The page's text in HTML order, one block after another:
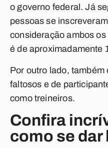
o governo federal. Já
pessoas se
consideração ambos
é de aproximadamente
Por outro lado, também
faltosos e de
como treineiros.
Confira
como se dar